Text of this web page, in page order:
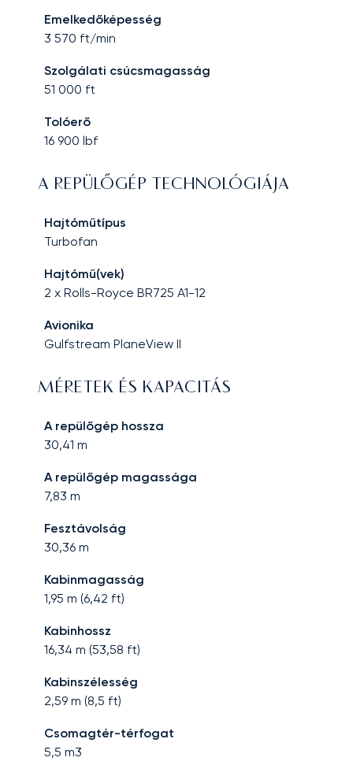
Emelkedőképesség
3 570 ft/min
Szolgálati csúcsmagasság
51 000 ft
Tolóerő
16 900 lbf
A REPÜLŐGÉP TECHNOLÓGIÁJA
Hajtóműtípus
Turbofan
Hajtómű(vek)
2 x Rolls-Royce BR725 A1-12
Avionika
Gulfstream PlaneView II
MÉRETEK ÉS KAPACITÁS
A repülőgép hossza
30,41 m
A repülőgép magassága
7,83 m
Fesztávolság
30,36 m
Kabinmagasság
1,95 m (6,42 ft)
Kabinhossz
16,34 m (53,58 ft)
Kabinszélesség
2,59 m (8,5 ft)
Csomagtér-térfogat
5,5 m3